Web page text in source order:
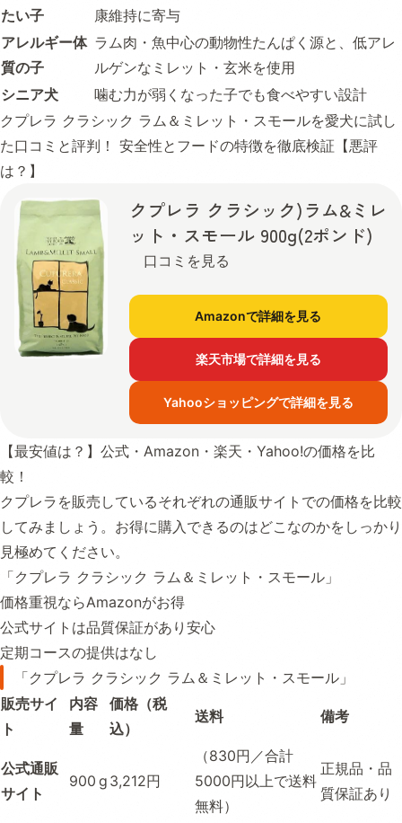
たい子
康維持に寄与
アレルギー体
質の子
ラム肉・魚中心の動物性たんぱく源と、低アレ
ルゲンなミレット・玄米を使用
シニア犬
噛む力が弱くなった子でも食べやすい設計
クプレラ クラシック ラム＆ミレット・スモールを愛犬に試し
た口コミと評判！ 安全性とフードの特徴を徹底検証【悪評
は？】
クプレラ クラシック)ラム&ミレ
ット・スモール 900g(2ポンド)
口コミを見る
Amazonで詳細を見る
楽天市場で詳細を見る
Yahooショッピングで詳細を見る
【最安値は？】公式・Amazon・楽天・Yahoo!の価格を比
較！
クプレラを販売しているそれぞれの通販サイトでの価格を比較
してみましょう。お得に購入できるのはどこなのかをしっかり
見極めてください。
「クプレラ クラシック ラム＆ミレット・スモール」
価格重視ならAmazonがお得
公式サイトは品質保証があり安心
定期コースの提供はなし
「クプレラ クラシック ラム＆ミレット・スモール」
販売サイ
ト
内容
量
価格（税
込）
送料 備考
公式通販
サイト
900 g 3,212円
（830円／合計
5000円以上で送料
無料）
正規品・品
質保証あり